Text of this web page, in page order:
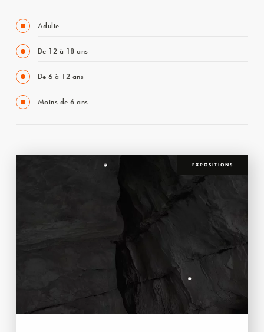
Adulte
De 12 à 18 ans
De 6 à 12 ans
Moins de 6 ans
EXPOSITIONS